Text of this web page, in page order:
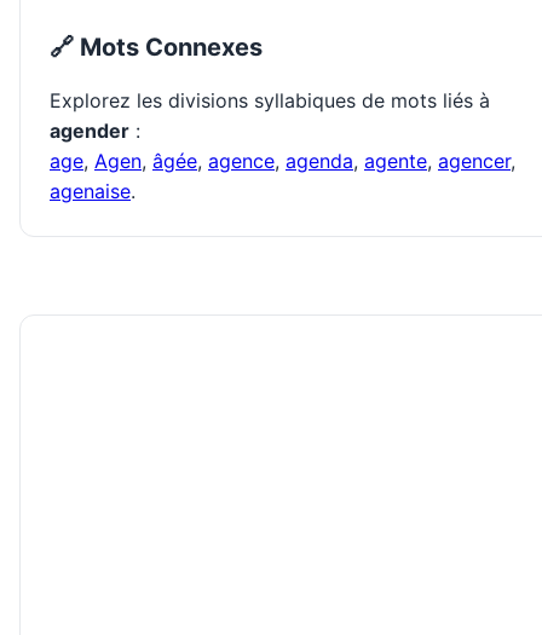
🔗 Mots Connexes
Explorez les divisions syllabiques de mots liés à
agender :
age, Agen, âgée, agence, agenda, agente, agencer,
agenaise.